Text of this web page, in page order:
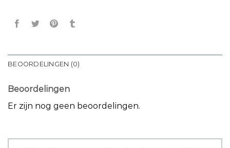
BEOORDELINGEN (0)
Beoordelingen
Er zijn nog geen beoordelingen.